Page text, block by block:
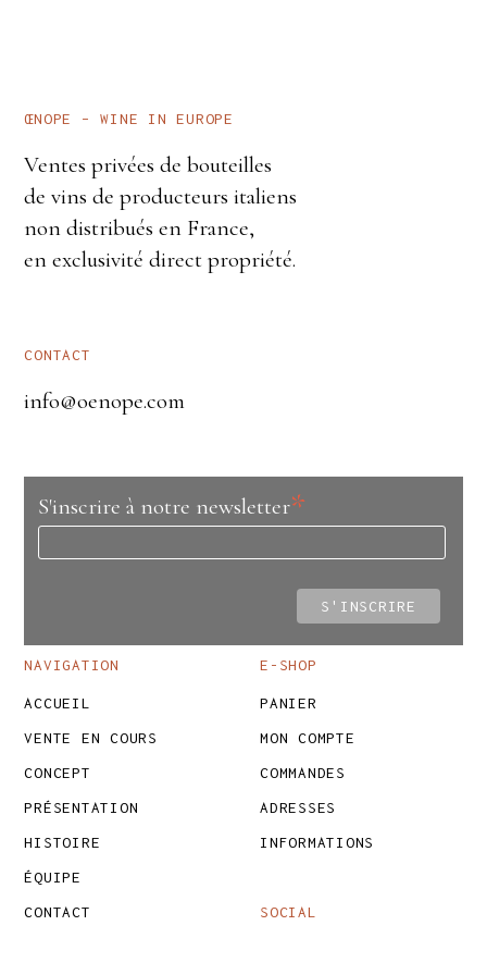
ŒNOPE – WINE IN EUROPE
Ventes privées de bouteilles
de vins de producteurs italiens
non distribués en France,
en exclusivité direct propriété.
CONTACT
info@oenope.com
S'inscrire à notre newsletter*
NAVIGATION
ACCUEIL
VENTE EN COURS
CONCEPT
PRÉSENTATION
HISTOIRE
ÉQUIPE
CONTACT
E-SHOP
PANIER
MON COMPTE
COMMANDES
ADRESSES
INFORMATIONS
SOCIAL